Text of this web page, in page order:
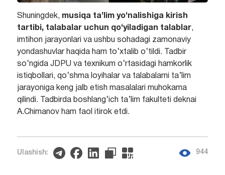
Shuningdek, musiqa ta’lim yo‘nalishiga kirish
tartibi, talabalar uchun qo‘yiladigan talablar,
imtihon jarayonlari va ushbu sohadagi zamonaviy
yondashuvlar haqida ham to‘xtalib o‘tildi. Tadbir
so‘ngida JDPU va texnikum o‘rtasidagi hamkorlik
istiqbollari, qo‘shma loyihalar va talabalarni ta’lim
jarayoniga keng jalb etish masalalari muhokama
qilindi. Tadbirda boshlang‘ich ta’lim fakulteti deknai
A.Chimanov ham faol itirok etdi.
Ulashish: 944